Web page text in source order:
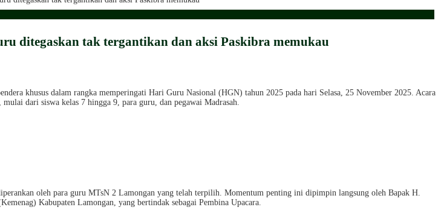
ditegaskan tak tergantikan dan aksi Paskibra memukau
khusus dalam rangka memperingati Hari Guru Nasional (HGN) tahun 2025 pada hari Selasa, 25 November 2025. Acara
dari siswa kelas 7 hingga 9, para guru, dan pegawai Madrasah.
oleh para guru MTsN 2 Lamongan yang telah terpilih. Momentum penting ini dipimpin langsung oleh Bapak H.
Kabupaten Lamongan, yang bertindak sebagai Pembina Upacara.